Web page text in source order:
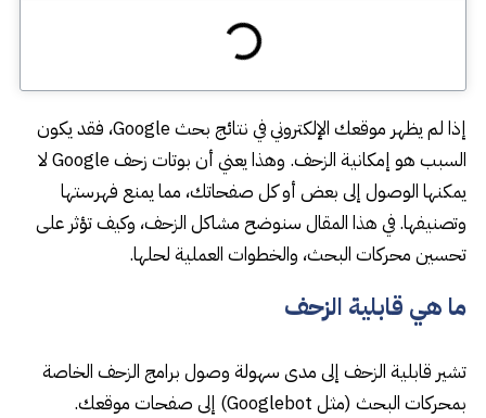
إذا لم يظهر موقعك الإلكتروني في نتائج بحث Google، فقد يكون
السبب هو إمكانية الزحف. وهذا يعني أن بوتات زحف Google لا
يمكنها الوصول إلى بعض أو كل صفحاتك، مما يمنع فهرستها
وتصنيفها. في هذا المقال سنوضح مشاكل الزحف، وكيف تؤثر على
تحسين محركات البحث، والخطوات العملية لحلها.
ما هي قابلية الزحف
تشير قابلية الزحف إلى مدى سهولة وصول برامج الزحف الخاصة
بمحركات البحث (مثل Googlebot) إلى صفحات موقعك.